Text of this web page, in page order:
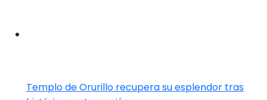
Templo de Orurillo recupera su esplendor tras